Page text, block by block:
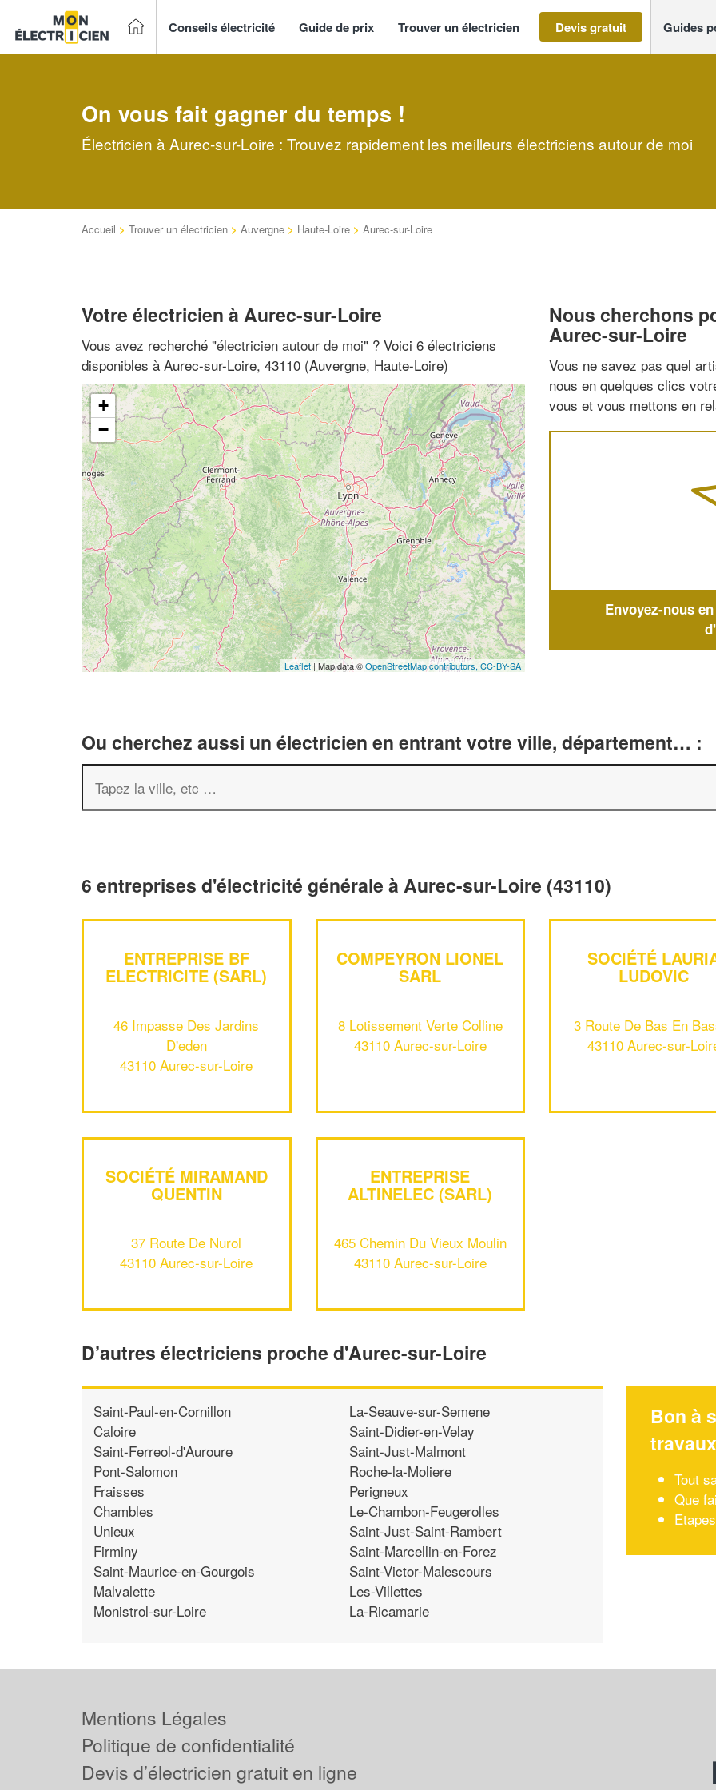
Conseils électricité Guide de prix Trouver un électricien Devis gratuit Guides
On vous fait gagner du temps !
Électricien à Aurec-sur-Loire : Trouvez rapidement les meilleurs électriciens autour de moi
Accueil > Trouver un électricien > Auvergne > Haute-Loire > Aurec-sur-Loire
Votre électricien à Aurec-sur-Loire
Vous avez recherché "électricien autour de moi" ? Voici 6 électriciens
disponibles à Aurec-sur-Loire, 43110 (Auvergne, Haute-Loire)
+
−
Leaflet | Map data ©OpenStreetMap contributors, CC-BY-SA
Nous cherchons
Aurec-sur-Loire
Vous ne savez pas quel
nous en quelques clics
vous et vous mettons en
Envoyez-nous
Ou cherchez aussi un électricien en entrant votre ville, département… :
6 entreprises d'électricité générale à Aurec-sur-Loire (43110)
ENTREPRISE BF
ELECTRICITE (SARL)
46 Impasse Des Jardins
D'eden
43110 Aurec-sur-Loire
COMPEYRON LIONEL
SARL
8 Lotissement Verte Colline
43110 Aurec-sur-Loire
SOCIÉTÉ
LUDOVIC
3 Route De Bas En
43110 Aurec-sur-
SOCIÉTÉ MIRAMAND
QUENTIN
37 Route De Nurol
43110 Aurec-sur-Loire
ENTREPRISE
ALTINELEC (SARL)
465 Chemin Du Vieux Moulin
43110 Aurec-sur-Loire
D’autres électriciens proche d'Aurec-sur-Loire
Saint-Paul-en-Cornillon
Caloire
Saint-Ferreol-d'Auroure
Pont-Salomon
Fraisses
Chambles
Unieux
Firminy
Saint-Maurice-en-Gourgois
Malvalette
Monistrol-sur-Loire
La-Seauve-sur-Semene
Saint-Didier-en-Velay
Saint-Just-Malmont
Roche-la-Moliere
Perigneux
Le-Chambon-Feugerolles
Saint-Just-Saint-Rambert
Saint-Marcellin-en-Forez
Saint-Victor-Malescours
Les-Villettes
La-Ricamarie
Bon à
travaux
Tout
Que
Mentions Légales
Politique de confidentialité
Devis d’électricien gratuit en ligne